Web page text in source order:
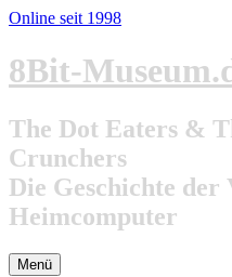
Online seit 1998
Zum
Inhalt
8Bit-
The Dot Eaters &
Crunchers
Die Geschichte der
Heimcomputer
Menü